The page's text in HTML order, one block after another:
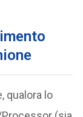
qualora lo